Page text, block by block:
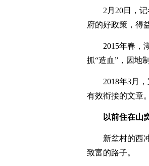
2月20日，
府的好政策，得
2015年春，
抓“造血”，因地
2018年3月
有效衔接的文章
以前住在山
新坌村的西
致富的路子。